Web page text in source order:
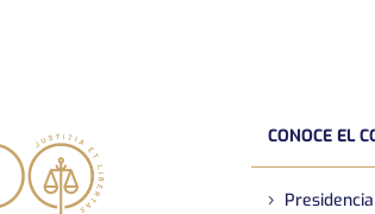
CONOCE EL
Presidencia